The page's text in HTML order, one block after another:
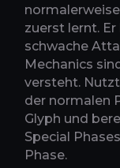
zuerst lernt.
schwache
Mechanics
versteht.
der normalen
Glyph und
Special
Phase.